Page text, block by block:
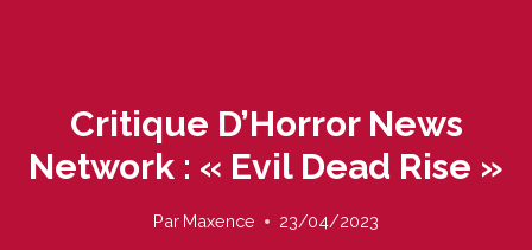
Critique D’Horror News
Network : « Evil Dead Rise »
Par Maxence 23/04/2023